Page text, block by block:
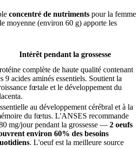
concentré de nutriments pour la femme
moyenne (environ 60 g) apporte les
Intérêt pendant la grossesse
complète de haute qualité contenant
9 acides aminés essentiels. Soutient la
fœtale et le développement du
au développement cérébral et à la
du fœtus. L'ANSES recommande
mg/jour pendant la grossesse — 2 oeufs
environ 60% des besoins
. L'oeuf est la meilleure source